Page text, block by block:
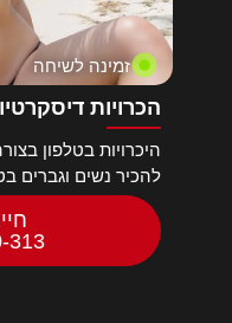
זמינה לשיחה
הכרויות
היכרויות בטלפון
להכיר נשים וגברים
313